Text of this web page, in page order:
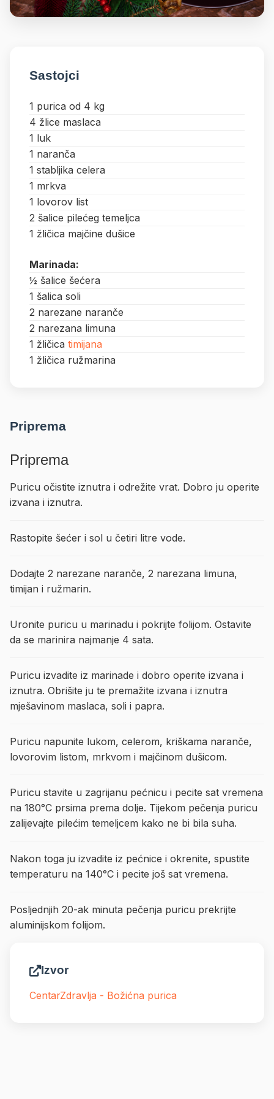
Sastojci
1 purica od 4 kg
4 žlice maslaca
1 luk
1 naranča
1 stabljika celera
1 mrkva
1 lovorov list
2 šalice pilećeg temeljca
1 žličica majčine dušice
Marinada:
½ šalice šećera
1 šalica soli
2 narezane naranče
2 narezana limuna
1 žličica timijana
1 žličica ružmarina
Priprema
Priprema
Puricu očistite iznutra i odrežite vrat. Dobro ju operite
izvana i iznutra.
Rastopite šećer i sol u četiri litre vode.
Dodajte 2 narezane naranče, 2 narezana limuna,
timijan i ružmarin.
Uronite puricu u marinadu i pokrijte folijom. Ostavite
da se marinira najmanje 4 sata.
Puricu izvadite iz marinade i dobro operite izvana i
iznutra. Obrišite ju te premažite izvana i iznutra
mješavinom maslaca, soli i papra.
Puricu napunite lukom, celerom, kriškama naranče,
lovorovim listom, mrkvom i majčinom dušicom.
Puricu stavite u zagrijanu pećnicu i pecite sat vremena
na 180°C prsima prema dolje. Tijekom pečenja puricu
zalijevajte pilećim temeljcem kako ne bi bila suha.
Nakon toga ju izvadite iz pećnice i okrenite, spustite
temperaturu na 140°C i pecite još sat vremena.
Posljednjih 20-ak minuta pečenja puricu prekrijte
aluminijskom folijom.
Izvor
CentarZdravlja - Božićna purica